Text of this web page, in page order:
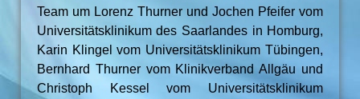
Team um Lorenz Thurner und Jochen Pfeifer vom
Universitätsklinikum des Saarlandes in Homburg,
Karin Klingel vom Universitätsklinikum Tübingen,
Bernhard Thurner vom Klinik­verband Allgäu und
Christoph Kessel vom Universitätsklinikum